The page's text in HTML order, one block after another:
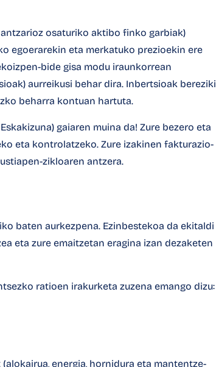
osaturiko aktibo finko garbiak)
egoerarekin eta merkatuko prezioekin ere
bide gisa modu iraunkorrean
aurreikusi behar dira. Inbertsioak bereziki
beharra kontuan hartuta.
gaiaren muina da! Zure bezero eta
eta kontrolatzeko. Zure izakinen fakturazio-
zikloaren antzera.
baten aurkezpena. Ezinbestekoa da ekitaldi
eta zure emaitzetan eragina izan dezaketen
ratioen irakurketa zuzena emango dizu:
energia, hornidura eta mantentze-